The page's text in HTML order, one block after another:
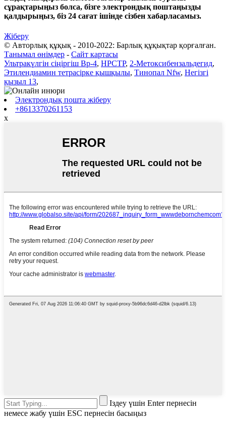
сұрақтарыңыз болса, бізге электрондық поштаңызды
қалдырыңыз, біз 24 сағат ішінде сізбен хабарласамыз.
Жіберу
© Авторлық құқық - 2010-2022: Барлық құқықтар қорғалған.
Танымал өнімдер - Сайт картасы
Ультракүлгін сіңіргіш Bp-4, HPCTP, 2-Метоксибензальдегид,
Этилендиамин тетрасірке қышқылы, Тинопал Nfw, Негізгі
қызыл 13,
Электрондық пошта жіберу
+8613370261153
x
Іздеу үшін Enter пернесін
немесе жабу үшін ESC пернесін басыңыз